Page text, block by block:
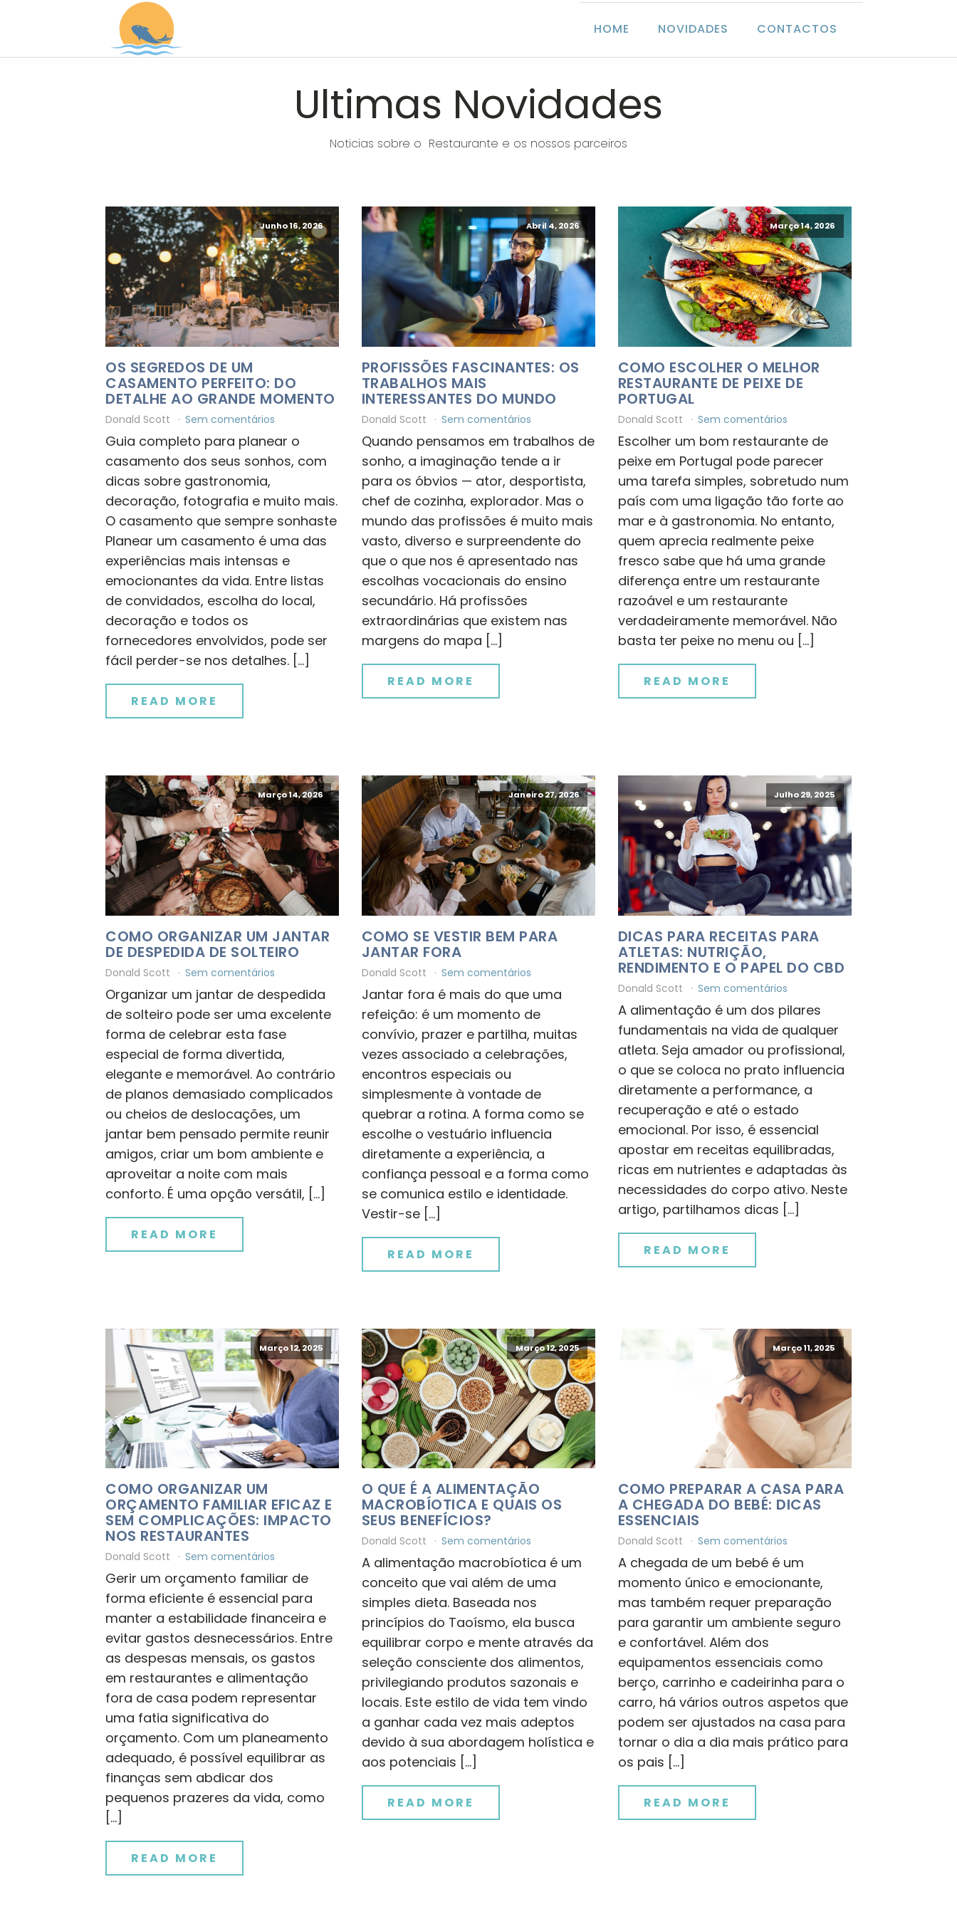
HOME NOVIDADES CONTACTOS
Ultimas Novidades
Noticias sobre o Restaurante e os nossos parceiros
Junho 16, 2026
OS SEGREDOS DE UM
CASAMENTO PERFEITO: DO
DETALHE AO GRANDE MOMENTO
Donald Scott Sem comentários
Guia completo para planear o
casamento dos seus sonhos, com
dicas sobre gastronomia,
decoração, fotografia e muito mais.
O casamento que sempre sonhaste
Planear um casamento é uma das
experiências mais intensas e
emocionantes da vida. Entre listas
de convidados, escolha do local,
decoração e todos os
fornecedores envolvidos, pode ser
fácil perder-se nos detalhes. […]
READ MORE
Abril 4, 2026
PROFISSÕES FASCINANTES: OS
TRABALHOS MAIS
INTERESSANTES DO MUNDO
Donald Scott Sem comentários
Quando pensamos em trabalhos de
sonho, a imaginação tende a ir
para os óbvios — ator, desportista,
chef de cozinha, explorador. Mas o
mundo das profissões é muito mais
vasto, diverso e surpreendente do
que o que nos é apresentado nas
escolhas vocacionais do ensino
secundário. Há profissões
extraordinárias que existem nas
margens do mapa […]
READ MORE
Março 14, 2026
COMO ESCOLHER O MELHOR
RESTAURANTE DE PEIXE DE
PORTUGAL
Donald Scott Sem comentários
Escolher um bom restaurante de
peixe em Portugal pode parecer
uma tarefa simples, sobretudo num
país com uma ligação tão forte ao
mar e à gastronomia. No entanto,
quem aprecia realmente peixe
fresco sabe que há uma grande
diferença entre um restaurante
razoável e um restaurante
verdadeiramente memorável. Não
basta ter peixe no menu ou […]
READ MORE
Março 14, 2026
COMO ORGANIZAR UM JANTAR
DE DESPEDIDA DE SOLTEIRO
Donald Scott Sem comentários
Organizar um jantar de despedida
de solteiro pode ser uma excelente
forma de celebrar esta fase
especial de forma divertida,
elegante e memorável. Ao contrário
de planos demasiado complicados
ou cheios de deslocações, um
jantar bem pensado permite reunir
amigos, criar um bom ambiente e
aproveitar a noite com mais
conforto. É uma opção versátil, […]
READ MORE
Janeiro 27, 2026
COMO SE VESTIR BEM PARA
JANTAR FORA
Donald Scott Sem comentários
Jantar fora é mais do que uma
refeição: é um momento de
convívio, prazer e partilha, muitas
vezes associado a celebrações,
encontros especiais ou
simplesmente à vontade de
quebrar a rotina. A forma como se
escolhe o vestuário influencia
diretamente a experiência, a
confiança pessoal e a forma como
se comunica estilo e identidade.
Vestir-se […]
READ MORE
Julho 29, 2025
DICAS PARA RECEITAS PARA
ATLETAS: NUTRIÇÃO,
RENDIMENTO E O PAPEL DO CBD
Donald Scott Sem comentários
A alimentação é um dos pilares
fundamentais na vida de qualquer
atleta. Seja amador ou profissional,
o que se coloca no prato influencia
diretamente a performance, a
recuperação e até o estado
emocional. Por isso, é essencial
apostar em receitas equilibradas,
ricas em nutrientes e adaptadas às
necessidades do corpo ativo. Neste
artigo, partilhamos dicas […]
READ MORE
Março 12, 2025
COMO ORGANIZAR UM
ORÇAMENTO FAMILIAR EFICAZ E
SEM COMPLICAÇÕES: IMPACTO
NOS RESTAURANTES
Donald Scott Sem comentários
Gerir um orçamento familiar de
forma eficiente é essencial para
manter a estabilidade financeira e
evitar gastos desnecessários. Entre
as despesas mensais, os gastos
em restaurantes e alimentação
fora de casa podem representar
uma fatia significativa do
orçamento. Com um planeamento
adequado, é possível equilibrar as
finanças sem abdicar dos
pequenos prazeres da vida, como
[…]
READ MORE
Março 12, 2025
O QUE É A ALIMENTAÇÃO
MACROBÍOTICA E QUAIS OS
SEUS BENEFÍCIOS?
Donald Scott Sem comentários
A alimentação macrobíotica é um
conceito que vai além de uma
simples dieta. Baseada nos
princípios do Taoísmo, ela busca
equilibrar corpo e mente através da
seleção consciente dos alimentos,
privilegiando produtos sazonais e
locais. Este estilo de vida tem vindo
a ganhar cada vez mais adeptos
devido à sua abordagem holística e
aos potenciais […]
READ MORE
Março 11, 2025
COMO PREPARAR A CASA PARA
A CHEGADA DO BEBÉ: DICAS
ESSENCIAIS
Donald Scott Sem comentários
A chegada de um bebé é um
momento único e emocionante,
mas também requer preparação
para garantir um ambiente seguro
e confortável. Além dos
equipamentos essenciais como
berço, carrinho e cadeirinha para o
carro, há vários outros aspetos que
podem ser ajustados na casa para
tornar o dia a dia mais prático para
os pais […]
READ MORE